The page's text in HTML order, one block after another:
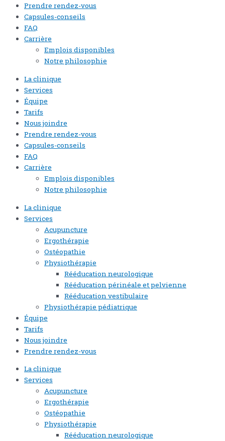
Prendre rendez-vous
Capsules-conseils
FAQ
Carrière
Emplois disponibles
Notre philosophie
La clinique
Services
Équipe
Tarifs
Nous joindre
Prendre rendez-vous
Capsules-conseils
FAQ
Carrière
Emplois disponibles
Notre philosophie
La clinique
Services
Acupuncture
Ergothérapie
Ostéopathie
Physiothérapie
Rééducation neurologique
Rééducation périnéale et pelvienne
Rééducation vestibulaire
Physiothérapie pédiatrique
Équipe
Tarifs
Nous joindre
Prendre rendez-vous
La clinique
Services
Acupuncture
Ergothérapie
Ostéopathie
Physiothérapie
Rééducation neurologique